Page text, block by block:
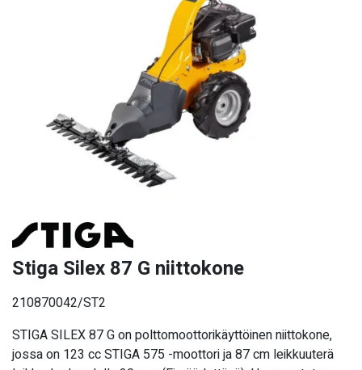
Stiga Silex 87 G niittokone
210870042/ST2
STIGA SILEX 87 G on polttomoottorikäyttöinen niittokone,
jossa on 123 cc STIGA 575 -moottori ja 87 cm leikkuuterä